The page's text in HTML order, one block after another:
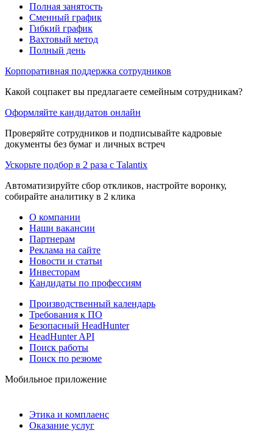
Полная занятость
Сменный график
Гибкий график
Вахтовый метод
Полный день
Корпоративная поддержка сотрудников
Какой соцпакет вы предлагаете семейным сотрудникам?
Оформляйте кандидатов онлайн
Проверяйте сотрудников и подписывайте кадровые
документы без бумаг и личных встреч
Ускорьте подбор в 2 раза с Talantix
Автоматизируйте сбор откликов, настройте воронку,
собирайте аналитику в 2 клика
О компании
Наши вакансии
Партнерам
Реклама на сайте
Новости и статьи
Инвесторам
Кандидаты по профессиям
Производственный календарь
Требования к ПО
Безопасный HeadHunter
HeadHunter API
Поиск работы
Поиск по резюме
Мобильное приложение
Этика и комплаенс
Оказание услуг